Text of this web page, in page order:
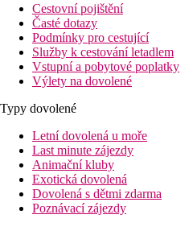
Cestovní pojištění
Časté dotazy
Podmínky pro cestující
Služby k cestování letadlem
Vstupní a pobytové poplatky
Výlety na dovolené
Typy dovolené
Letní dovolená u moře
Last minute zájezdy
Animační kluby
Exotická dovolená
Dovolená s dětmi zdarma
Poznávací zájezdy